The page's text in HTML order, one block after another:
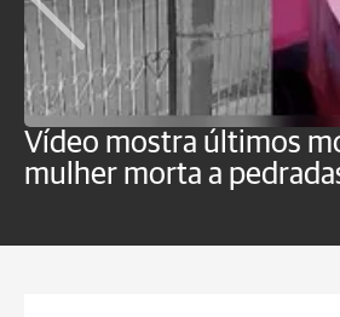
Vídeo mostra últimos
mulher morta a